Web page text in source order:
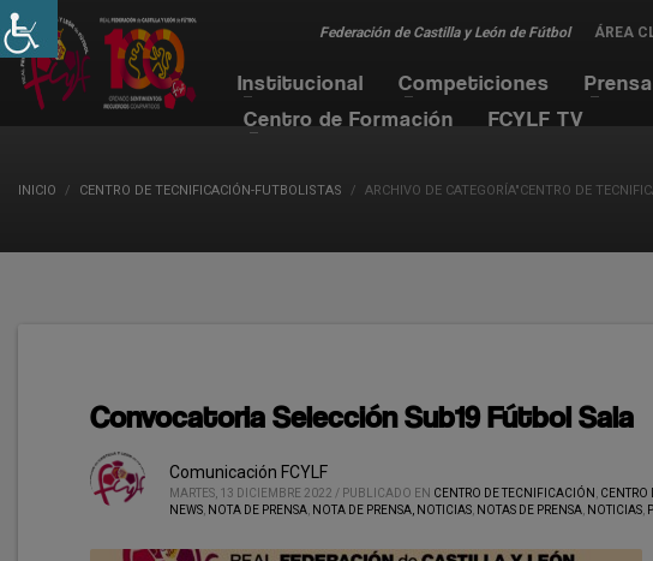
Federación de Castilla y León de Fútbol ÁREA
Institucional Competiciones Prensa
Centro de Formación
FCYLF TV
INICIO CENTRO DE TECNIFICACIÓN-FUTBOLISTAS ARCHIVO DE CATEGORÍA"CENTRO DE
Convocatoria Selección Sub19 Fútbol Sala
Comunicación FCYLF
MARTES, 13 DICIEMBRE 2022 / PUBLICADO EN CENTRO DE TECNIFICACIÓN CENTRO
NEWS NOTA DE PRENSA NOTA DE PRENSA, NOTICIAS NOTAS DE PRENSA NOTICIAS